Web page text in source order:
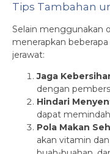
Tips Tambahan
Selain menggunakan
menerapkan
jerawat:
Jaga
dengan
Hindari
dapat
Pola Makan
akan vitamin